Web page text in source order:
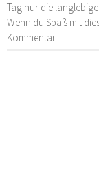
Tag nur die
Wenn du Spaß mit
Kommentar.